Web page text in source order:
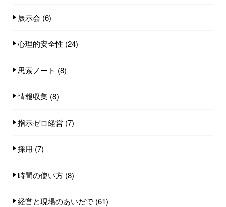
展示会 (6)
心理的安全性 (24)
思索ノート (8)
情報収集 (8)
指示ゼロ経営 (7)
採用 (7)
時間の使い方 (8)
経営と現場のあいだで (61)